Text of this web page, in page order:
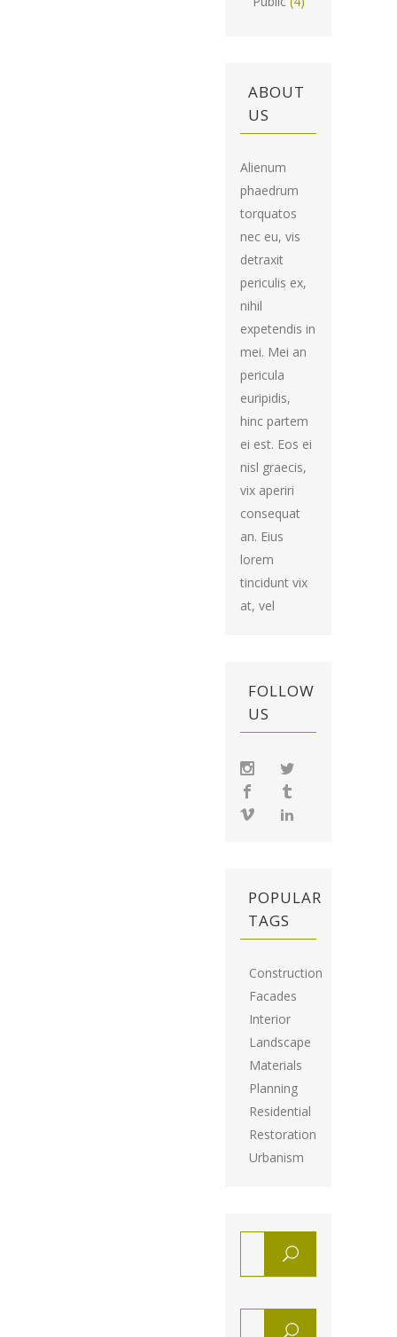
ABOUT
US
Alienum
phaedrum
torquatos
nec eu, vis
detraxit
periculis ex,
nihil
expetendis in
mei. Mei an
pericula
euripidis,
hinc partem
ei est. Eos ei
nisl graecis,
vix aperiri
consequat
an. Eius
lorem
tincidunt vix
at, vel
FOLLOW
US
POPULAR
TAGS
Construction
Facades
Interior
Landscape
Materials
Planning
Residential
Restoration
Urbanism